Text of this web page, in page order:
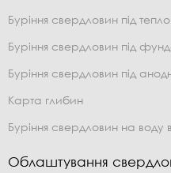
Буріння свердловин під
Буріння свердловин під
Буріння свердловин під
Карта глибин
Буріння свердловин на воду
Облаштування